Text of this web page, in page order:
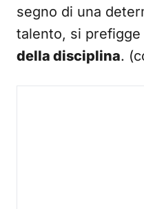
segno di una
talento, si
della disciplina.